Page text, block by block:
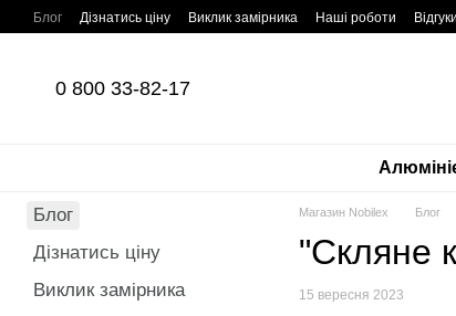
Перейти до основного контенту
Блог Дізнатись ціну Виклик замірника Наші роботи Відгуки
0 800 33-82-17
Магазин Nobilex Блог
"Скляне
15 вересня 2023
Блог
Дізнатись ціну
Виклик замірника